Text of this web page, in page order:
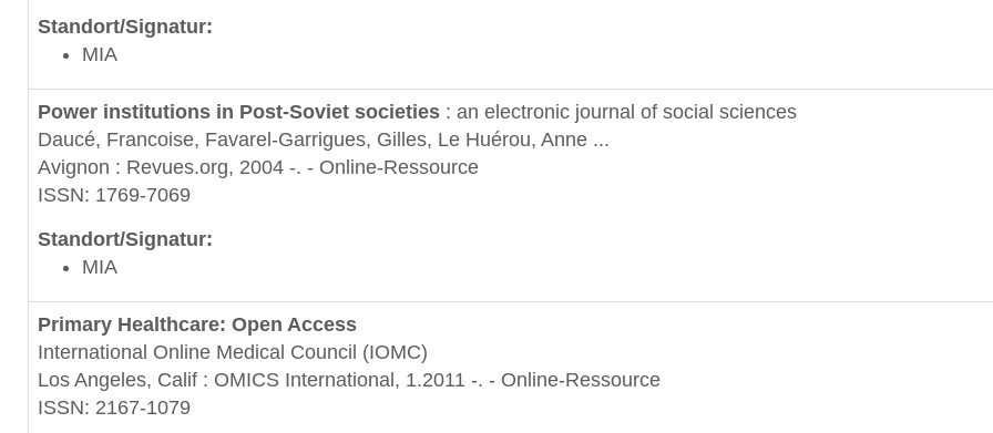
Standort/Signatur:
MIA
Power institutions in Post-Soviet societies : an electronic journal of social sciences
Daucé, Francoise, Favarel-Garrigues, Gilles, Le Huérou, Anne ...
Avignon : Revues.org, 2004 -. - Online-Ressource
ISSN: 1769-7069
Standort/Signatur:
MIA
Primary Healthcare: Open Access
International Online Medical Council (IOMC)
Los Angeles, Calif : OMICS International, 1.2011 -. - Online-Ressource
ISSN: 2167-1079